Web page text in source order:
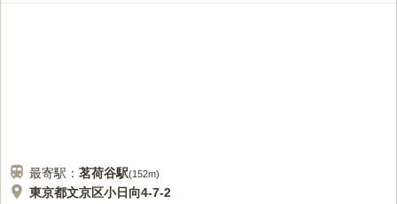
最寄駅： 茗荷谷駅(152m)
東京都文京区小日向4-7-2